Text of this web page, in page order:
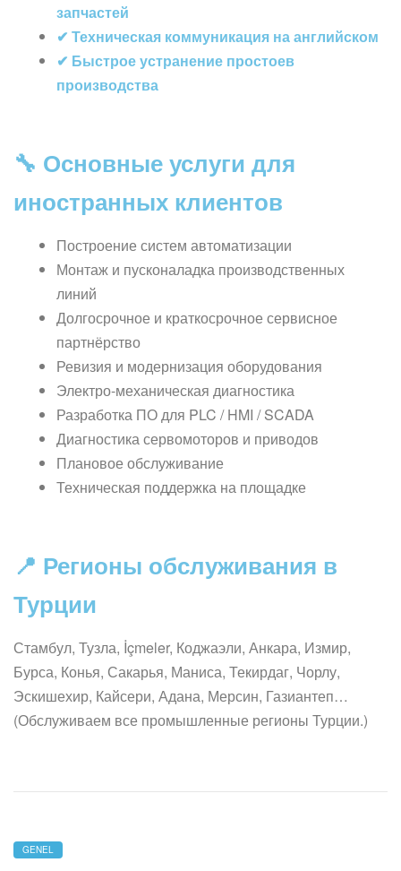
запчастей
✔ Техническая коммуникация на английском
✔ Быстрое устранение простоев
производства
🔧 Основные услуги для
иностранных клиентов
Построение систем автоматизации
Монтаж и пусконаладка производственных
линий
Долгосрочное и краткосрочное сервисное
партнёрство
Ревизия и модернизация оборудования
Электро-механическая диагностика
Разработка ПО для PLC / HMI / SCADA
Диагностика сервомоторов и приводов
Плановое обслуживание
Техническая поддержка на площадке
📍 Регионы обслуживания в
Турции
Стамбул, Тузла, İçmeler, Коджаэли, Анкара, Измир,
Бурса, Конья, Сакарья, Маниса, Текирдаг, Чорлу,
Эскишехир, Кайсери, Адана, Мерсин, Газиантеп…
(Обслуживаем все промышленные регионы Турции.)
GENEL